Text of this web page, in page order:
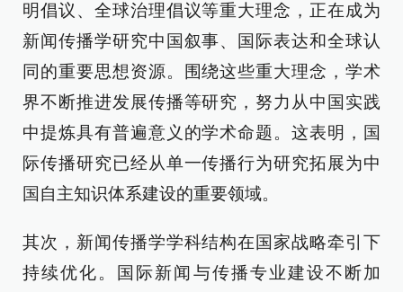
明倡议、全球治理倡议等重大理念，正在成为
新闻传播学研究中国叙事、国际表达和全球认
同的重要思想资源。围绕这些重大理念，学术
界不断推进发展传播等研究，努力从中国实践
中提炼具有普遍意义的学术命题。这表明，国
际传播研究已经从单一传播行为研究拓展为中
国自主知识体系建设的重要领域。
其次，新闻传播学学科结构在国家战略牵引下
持续优化。国际新闻与传播专业建设不断加